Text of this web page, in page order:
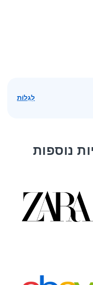
לְגַלוֹת
נוספות